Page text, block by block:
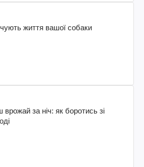
життя вашої собаки
врожай за ніч: як боротись зі